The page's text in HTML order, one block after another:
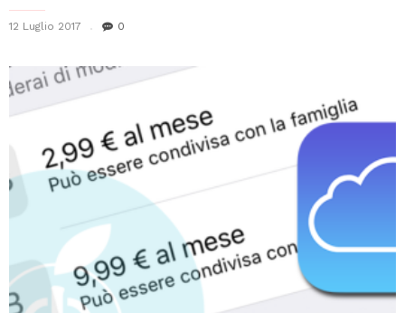
12 Luglio 2017 0